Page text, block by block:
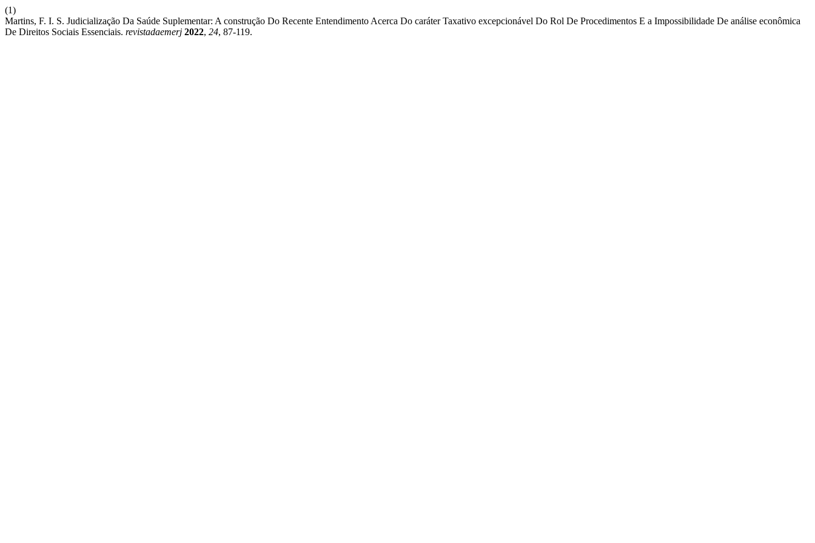
(1)
Martins, F. I. S. Judicialização Da Saúde Suplementar: A construção Do Recente Entendimento Acerca Do caráter Taxativo excepcionável Do Rol De Procedimentos E a Impossibilidade De análise econômica
De Direitos Sociais Essenciais. revistadaemerj 2022, 24, 87-119.